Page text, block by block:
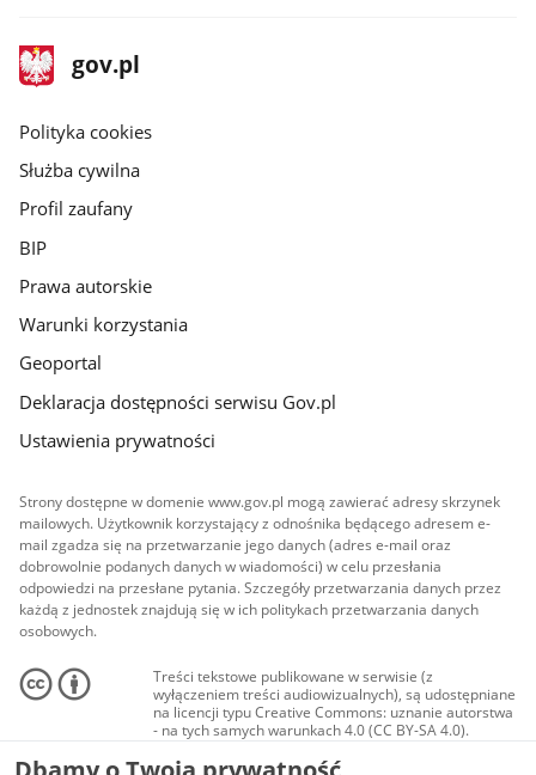
stopka
gov.pl
Strona
gov.pl
gov.pl
Polityka cookies
Służba cywilna
Profil zaufany
BIP
Prawa autorskie
Warunki korzystania
Geoportal
Deklaracja dostępności serwisu Gov.pl
Ustawienia prywatności
Strony dostępne w domenie www.gov.pl mogą zawierać adresy skrzynek
mailowych. Użytkownik korzystający z odnośnika będącego adresem e-
mail zgadza się na przetwarzanie jego danych (adres e-mail oraz
dobrowolnie podanych danych w wiadomości) w celu przesłania
odpowiedzi na przesłane pytania. Szczegóły przetwarzania danych przez
każdą z jednostek znajdują się w ich politykach przetwarzania danych
osobowych.
Treści tekstowe publikowane w serwisie (z
wyłączeniem treści audiowizualnych), są udostępniane
na licencji typu Creative Commons: uznanie autorstwa
- na tych samych warunkach 4.0 (CC BY-SA 4.0).
Materiały audiowizualne, w tym zdjęcia, materiały
audio i wideo, są udostępniane na licencji typu